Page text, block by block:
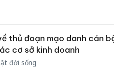
thủ đoạn mạo danh cán
cơ sở kinh doanh
đời sống